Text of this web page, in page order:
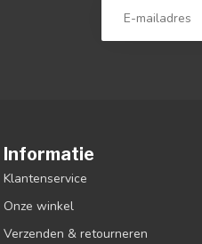
Informatie
Klantenservice
Onze winkel
Verzenden & retourneren